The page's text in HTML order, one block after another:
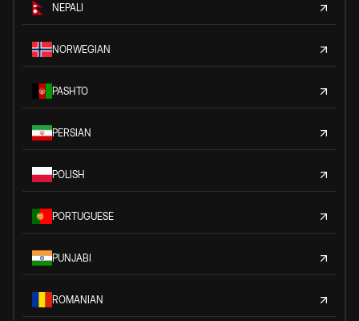
NEPALI
NORWEGIAN
PASHTO
PERSIAN
POLISH
PORTUGUESE
PUNJABI
ROMANIAN